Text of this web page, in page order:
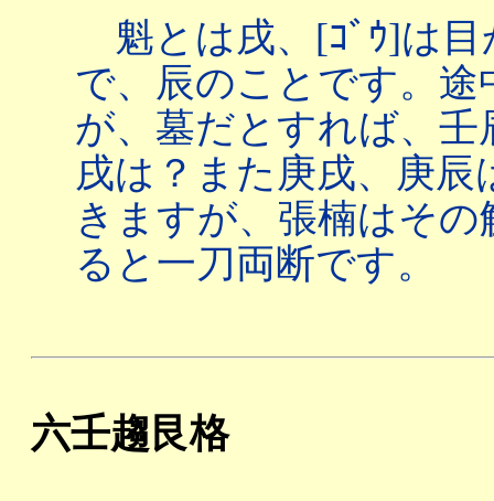
魁とは戌、[ｺﾞｳ]は目
で、辰のことです。
が、墓だとすれば、
戌は？また庚戌、庚
きますが、張楠はそ
ると一刀両断です。
六壬趨艮格